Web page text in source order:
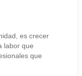
es crecer
labor que
que